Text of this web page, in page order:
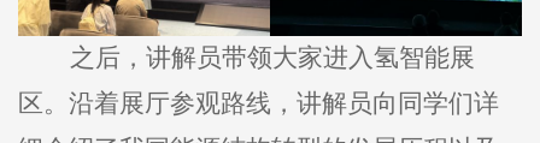
之后，讲解员带领大家进入氢智能展
区。沿着展厅参观路线，讲解员向同学们详